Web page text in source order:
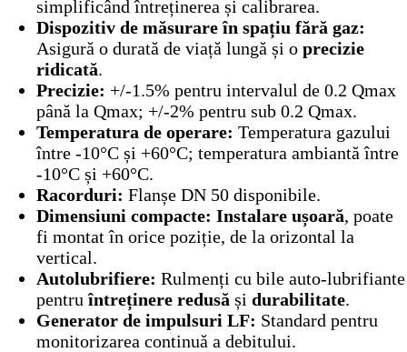
simplificând întreținerea și calibrarea.
Dispozitiv de măsurare în spațiu fără gaz:
Asigură o durată de viață lungă și o precizie
ridicată.
Precizie: +/-1.5% pentru intervalul de 0.2 Qmax
până la Qmax; +/-2% pentru sub 0.2 Qmax.
Temperatura de operare: Temperatura gazului
între -10°C și +60°C; temperatura ambiantă între
-10°C și +60°C.
Racorduri: Flanșe DN 50 disponibile.
Dimensiuni compacte: Instalare ușoară, poate
fi montat în orice poziție, de la orizontal la
vertical.
Autolubrifiere: Rulmenți cu bile auto-lubrifiante
pentruîntreținere redusă și durabilitate.
Generator de impulsuri LF: Standard pentru
monitorizarea continuă a debitului.